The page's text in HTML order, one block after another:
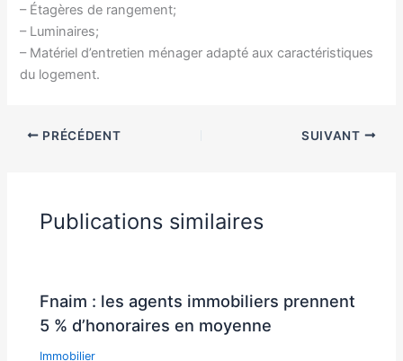
– Étagères de rangement;
– Luminaires;
– Matériel d’entretien ménager adapté aux caractéristiques
du logement.
PRÉCÉDENT SUIVANT
Publications similaires
Fnaim : les agents immobiliers prennent
5 % d’honoraires en moyenne
Immobilier